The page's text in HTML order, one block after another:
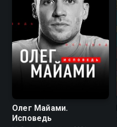
Олег Майами.
Исповедь